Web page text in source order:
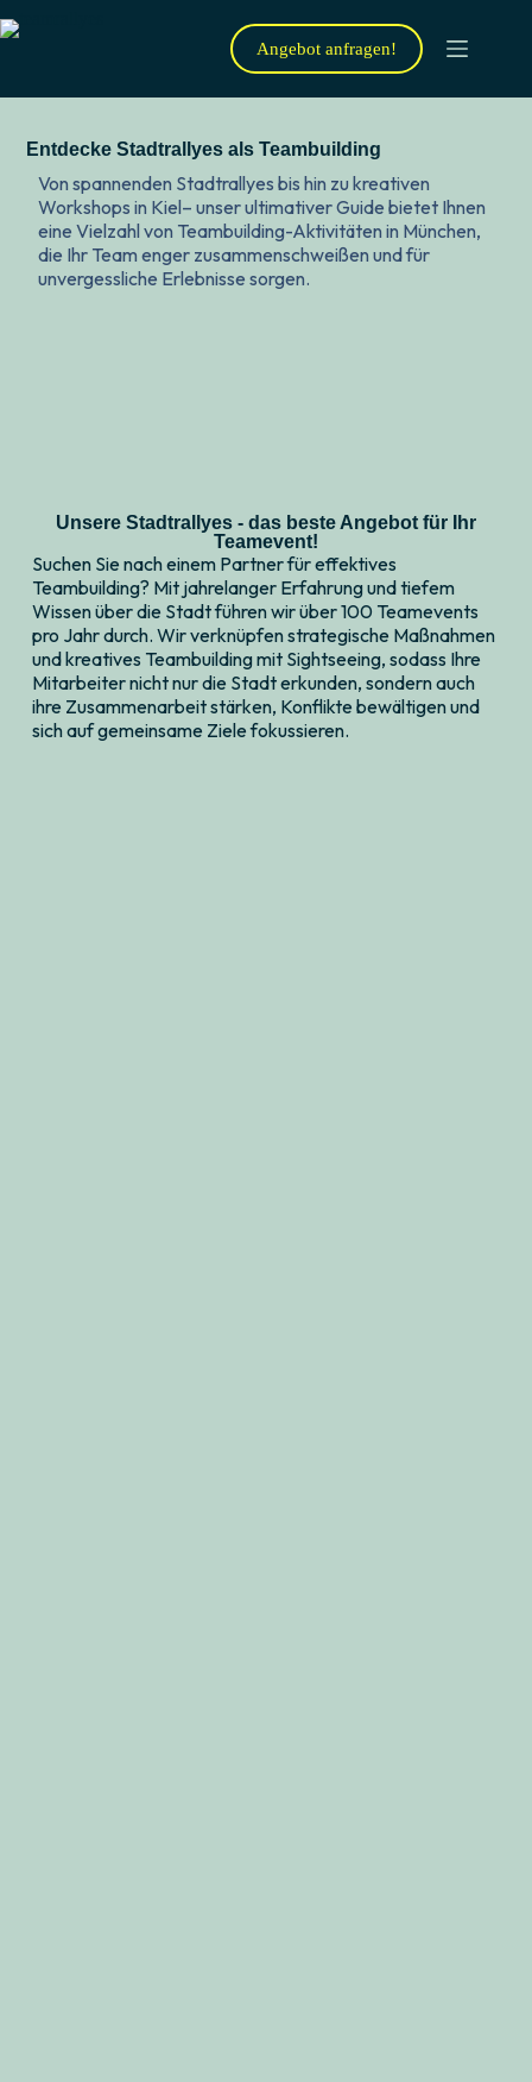
Angebot anfragen!
Entdecke Stadtrallyes als Teambuilding
Von spannenden Stadtrallyes bis hin zu kreativen
Workshops in Kiel– unser ultimativer Guide bietet Ihnen
eine Vielzahl von Teambuilding-Aktivitäten in München,
die Ihr Team enger zusammenschweißen und für
unvergessliche Erlebnisse sorgen.
Unsere Stadtrallyes - das beste Angebot für Ihr
Teamevent!
Suchen Sie nach einem Partner für effektives
Teambuilding? Mit jahrelanger Erfahrung und tiefem
Wissen über die Stadt führen wir über 100 Teamevents
pro Jahr durch. Wir verknüpfen strategische Maßnahmen
und kreatives Teambuilding mit Sightseeing, sodass Ihre
Mitarbeiter nicht nur die Stadt erkunden, sondern auch
ihre Zusammenarbeit stärken, Konflikte bewältigen und
sich auf gemeinsame Ziele fokussieren.